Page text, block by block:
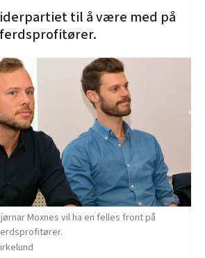
til å være med på
Moxnes vil ha en felles front på